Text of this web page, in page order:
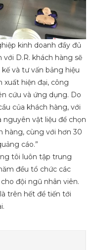
kinh doanh đầy đủ
D.R. khách hàng sẽ
và tư vấn bảng hiệu
xuất hiện đại, công
cứu và ứng dụng. Do
của khách hàng, với
vật liệu để chọn
hàng, cùng với hơn 30
cáo.”
tôi luôn tập trung
đều tổ chức các
đội ngũ nhân viên.
trên hết để tiến tới